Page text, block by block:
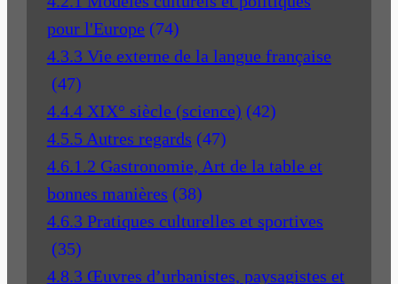
pour l'Europe (74)
4.3.3 Vie externe de la langue française
(47)
4.4.4 XIX° siècle (science) (42)
4.5.5 Autres regards (47)
4.6.1.2 Gastronomie, Art de la table et
bonnes manières (38)
4.6.3 Pratiques culturelles et sportives
(35)
4.8.3 Œuvres d’urbanistes, paysagistes et